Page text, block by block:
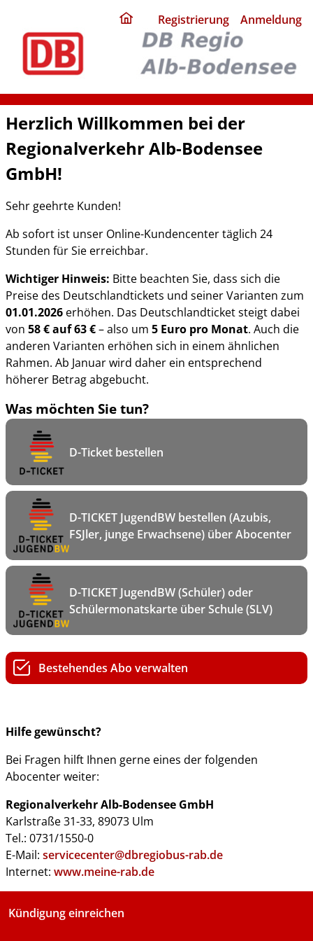
home
page
Registrierung Anmeldung
Herzlich Willkommen bei der
Regionalverkehr Alb-Bodensee
GmbH!
Sehr geehrte Kunden!
Ab sofort ist unser Online-Kundencenter täglich 24
Stunden für Sie erreichbar.
Wichtiger Hinweis: Bitte beachten Sie, dass sich die
Preise des Deutschlandtickets und seiner Varianten zum
01.01.2026 erhöhen. Das Deutschlandticket steigt dabei
von 58 € auf 63 €– also um 5 Euro pro Monat. Auch die
anderen Varianten erhöhen sich in einem ähnlichen
Rahmen. Ab Januar wird daher ein entsprechend
höherer Betrag abgebucht.
Was möchten Sie tun?
D-Ticket bestellen
D-TICKET JugendBW bestellen (Azubis,
FSJler, junge Erwachsene) über Abocenter
D-TICKET JugendBW (Schüler) oder
Schülermonatskarte über Schule (SLV)
Bestehendes Abo verwalten
Hilfe gewünscht?
Bei Fragen hilft Ihnen gerne eines der folgenden
Abocenter weiter:
Regionalverkehr Alb-Bodensee GmbH
Karlstraße 31-33, 89073 Ulm
Tel.: 0731/1550-0
E-Mail: servicecenter@dbregiobus-rab.de
Internet: www.meine-rab.de
Kündigung einreichen